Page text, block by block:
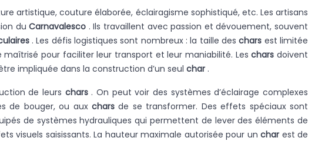
artistique, couture élaborée, éclairagisme sophistiqué, etc. Les artisans
duCarnavalesco . Ils travaillent avec passion et dévouement, souvent
. Les défis logistiques sont nombreux : la taille deschars est limitée
maîtrisé pour faciliter leur transport et leur maniabilité. Leschars doivent
impliquée dans la construction d’un seul char .
de leurs chars . On peut voir des systèmes d’éclairage complexes
de bouger, ou auxcharsde se transformer. Des effets spéciaux sont
de systèmes hydrauliques qui permettent de lever des éléments de
visuels saisissants. La hauteur maximale autorisée pour un char est de